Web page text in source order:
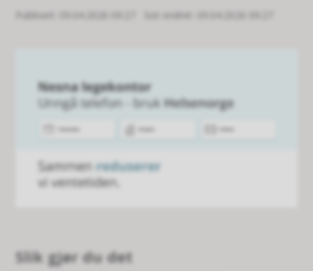
Publisert Sist endret
Slik gjør du det